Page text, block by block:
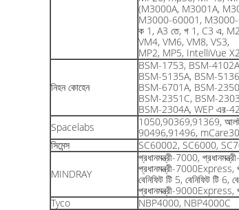
(M3000A, M3001A,
M3000-60001,
ক 1, A3 তে, গ 1, C3 এ,
VM4, VM6, VM8, VS3,
MP2, MP5, IntelliVue X2
নিহন কোহেন
BSM-1753, BSM-
BSM-5135A, BSM-
BSM-6701A, BSM-
BSM-2351C, BSM-
BSM-2304A, WEP এর-
Spacelabs
1050,90369,91369,
90496,91496,
সিমেন্স
SC60002, SC6000,
MINDRAY
প্রধানমন্ত্রী-7000,
প্রধানমন্ত্রী-7000Express,
বেনিফিট টি 5, বেনিফিট টি 6,
প্রধানমন্ত্রী-9000Express,
Tyco
NBP4000, NBP4000C